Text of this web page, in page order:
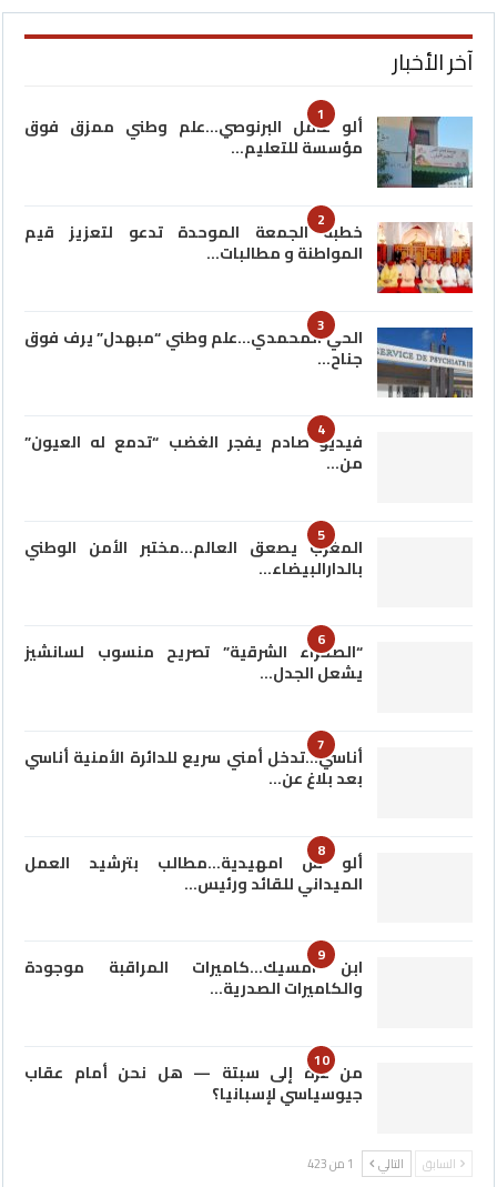
آخر الأخبار
1
ألو عامل البرنوصي…علم وطني ممزق فوق
مؤسسة للتعليم…
2
خطبة الجمعة الموحدة تدعو لتعزيز قيم
المواطنة و مطالبات…
3
الحي المحمدي…علم وطني “مبهدل” يرف فوق
جناح…
4
فيديو صادم يفجر الغضب “تدمع له العيون”
من…
5
المغرب يصعق العالم…مختبر الأمن الوطني
بالدارالبيضاء…
6
“الصحراء الشرقية” تصريح منسوب لسانشيز
يشعل الجدل…
7
أناسي…تدخل أمني سريع للدائرة الأمنية أناسي
بعد بلاغ عن…
8
ألو س امهيدية…مطالب بترشيد العمل
الميداني للقائد ورئيس…
9
ابن امسيك…كاميرات المراقبة موجودة
والكاميرات الصدرية…
10
من غزة إلى سبتة — هل نحن أمام عقاب
جيوسياسي لإسبانيا؟
السابق التالي 1 من 423